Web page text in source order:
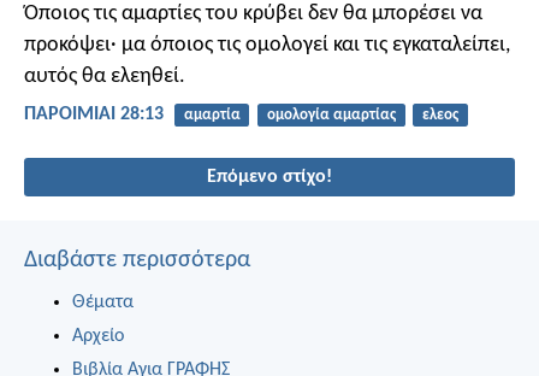
Όποιος τις αμαρτίες του κρύβει δεν θα μπορέσει να
προκόψει· μα όποιος τις ομολογεί και τις εγκαταλείπει,
αυτός θα ελεηθεί.
ΠΑΡΟΙΜΙΑΙ 28:13 αμαρτία ομολογία αμαρτίας ελεος
Επόμενο στίχο!
Διαβάστε περισσότερα
Θέματα
Αρχείο
Βιβλία Αγια ΓΡΑΦΗΣ